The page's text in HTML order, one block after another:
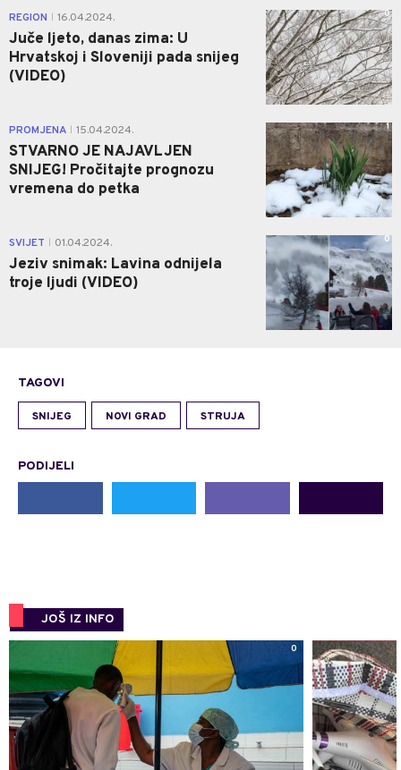
REGION 16.04.2024.
Juče ljeto, danas zima: U
Hrvatskoj i Sloveniji pada snijeg
(VIDEO)
0
PROMJENA 15.04.2024.
STVARNO JE NAJAVLJEN
SNIJEG! Pročitajte prognozu
vremena do petka
1
SVIJET 01.04.2024.
Jeziv snimak: Lavina odnijela
troje ljudi (VIDEO)
0
TAGOVI
SNIJEG NOVI GRAD STRUJA
PODIJELI
JOŠ IZ INFO
0